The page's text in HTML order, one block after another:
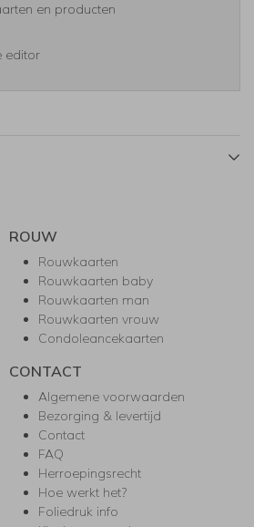
en producten
editor
ROUW
Rouwkaarten
Rouwkaarten baby
Rouwkaarten man
Rouwkaarten vrouw
Condoleancekaarten
CONTACT
Algemene voorwaarden
Bezorging & levertijd
Contact
FAQ
Herroepingsrecht
Hoe werkt het?
Foliedruk info